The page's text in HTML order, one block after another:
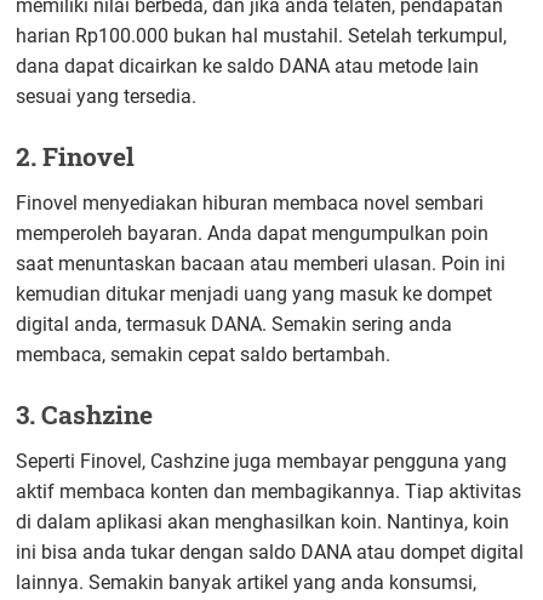
memiliki nilai berbeda, dan jika anda telaten, pendapatan
harian Rp100.000 bukan hal mustahil. Setelah terkumpul,
dana dapat dicairkan ke saldo DANA atau metode lain
sesuai yang tersedia.
2. Finovel
Finovel menyediakan hiburan membaca novel sembari
memperoleh bayaran. Anda dapat mengumpulkan poin
saat menuntaskan bacaan atau memberi ulasan. Poin ini
kemudian ditukar menjadi uang yang masuk ke dompet
digital anda, termasuk DANA. Semakin sering anda
membaca, semakin cepat saldo bertambah.
3. Cashzine
Seperti Finovel, Cashzine juga membayar pengguna yang
aktif membaca konten dan membagikannya. Tiap aktivitas
di dalam aplikasi akan menghasilkan koin. Nantinya, koin
ini bisa anda tukar dengan saldo DANA atau dompet digital
lainnya. Semakin banyak artikel yang anda konsumsi,